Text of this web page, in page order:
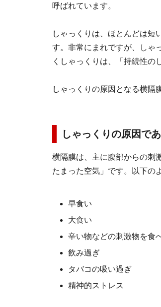
呼ばれています。
しゃっくりは、ほとんどは短
す。非常にまれですが、しゃ
くしゃっくりは、「持続性の
しゃっくりの原因となる横隔
しゃっくりの原因で
横隔膜は、主に腹部からの刺
たまった空気」です。以下の
早食い
大食い
辛い物などの刺激物を食
飲み過ぎ
タバコの吸い過ぎ
精神的ストレス